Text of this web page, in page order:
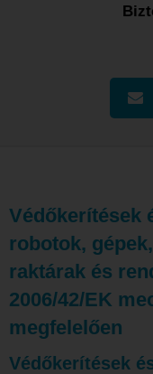
Védőkerítések
robotok,
raktárak és
2006/42/EK
megfelelően
Védőkerítések